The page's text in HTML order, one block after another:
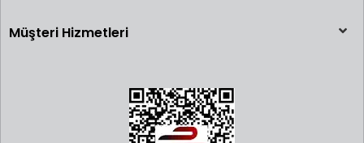
Müşteri Hizmetleri